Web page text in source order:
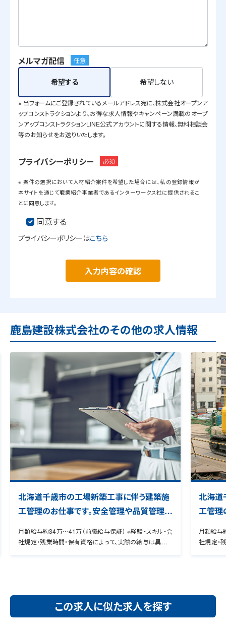
メルマガ配信 任意
希望する 希望しない
※ 当フォームにご登録されているメールアドレス宛に、株式会社オープンア
ップコンストラクションより、お得な求人情報やキャンペーン満載のオープ
ンアップコンストラクションLINE公式アカウントに関する情報、無料相談会
等のお知らせをお送りいたします。
プライバシーポリシー 必須
※ 案件の選択において人材紹介案件を希望した場合には、私の登録情報が
本サイトを通じて職業紹介事業者であるインターワークス社に提供されるこ
とに同意します。
同意する
プライバシーポリシーはこちら
入力内容の確認
鹿島建設株式会社のその他の求人情報
北海道千歳市の工場新築工事に伴う建築施
工管理のお仕事です。安全管理や品質管理な
月額給与約34万～41万（前職給与保証） ※経験・スキル・会
社規定・残業時間・保有資格によって、実際の給与は異なり
0％の方が給与アップを実現しています。
北海道
工管理
きます
月額給与
社規定・
0％の方が
この求人に似た求人を探す